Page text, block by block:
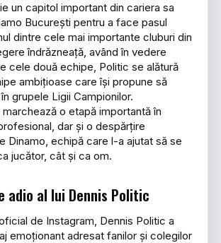
un capitol important din cariera sa
București pentru a face pasul
dintre cele mai importante cluburi din
îndrăzneață, având în vedere
cele două echipe, Politic se alătură
ambițioase care își propune să
grupele Ligii Campionilor.
o etapă importantă în
dar și o despărțire
Dinamo, echipă care l-a ajutat să se
jucător, cât și ca om.
adio al lui Dennis Politic
de Instagram, Dennis Politic a
emoționant adresat fanilor și colegilor